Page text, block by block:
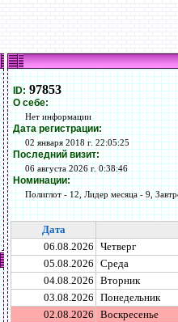
ID: 97853
О себе:
Нет информации
Дата регистрации:
02 января 2018 г. 22:05:25
Последний визит:
06 августа 2026 г. 0:38:46
Номинации:
Полиглот - 12, Лидер месяца - 9,
Дата
06.08.2026 Четверг
05.08.2026 Среда
04.08.2026 Вторник
03.08.2026 Понедельник
02.08.2026 Воскресенье